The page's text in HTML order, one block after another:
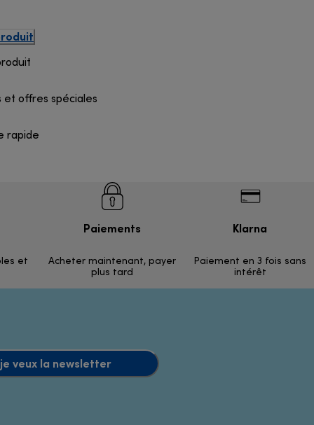
offres spéciales
rapide
et
Paiements
Acheter maintenant, payer
plus tard
Klarna
Paiement en 3 fois sans
intérêt
veux la newsletter